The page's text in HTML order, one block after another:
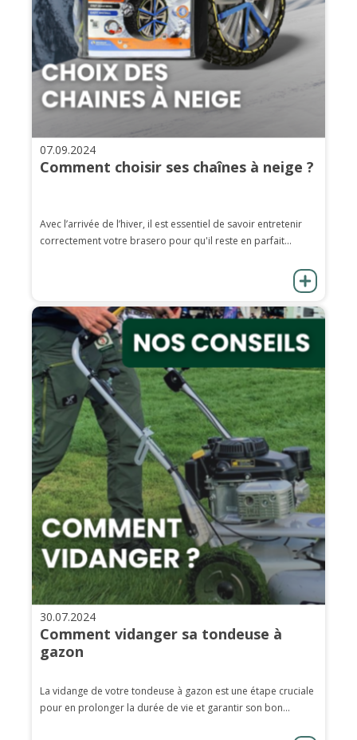
07.09.2024
Comment choisir ses chaînes à neige ?
Avec l’arrivée de l’hiver, il est essentiel de savoir entretenir
correctement votre brasero pour qu'il reste en parfait...
30.07.2024
Comment vidanger sa tondeuse à
gazon
La vidange de votre tondeuse à gazon est une étape cruciale
pour en prolonger la durée de vie et garantir son bon...